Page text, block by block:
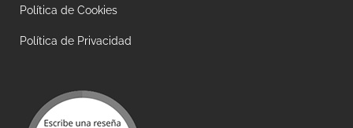
Política de Cookies
Política de Privacidad